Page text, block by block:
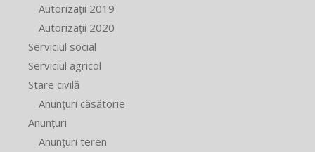
Autorizații 2019
Autorizații 2020
Serviciul social
Serviciul agricol
Stare civilă
Anunțuri căsătorie
Anunțuri
Anunțuri teren